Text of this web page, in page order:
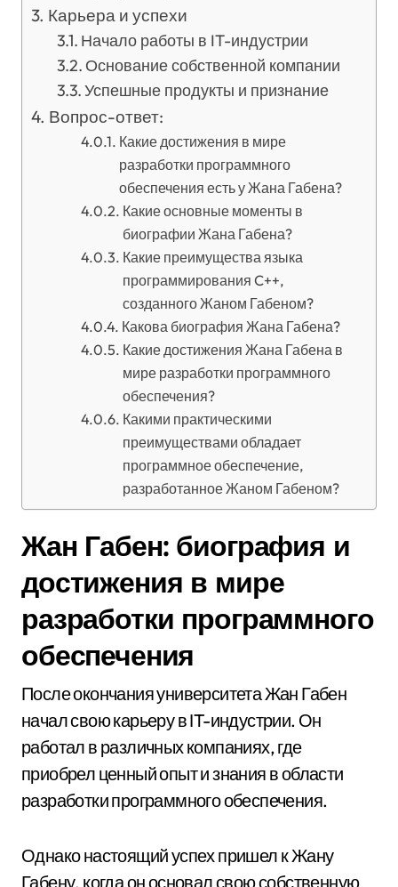
Карьера и успехи
Начало работы в IT-индустрии
Основание собственной компании
Успешные продукты и признание
Вопрос-ответ:
Какие достижения в мире
разработки программного
обеспечения есть у Жана Габена?
Какие основные моменты в
биографии Жана Габена?
Какие преимущества языка
программирования C++,
созданного Жаном Габеном?
Какова биография Жана Габена?
Какие достижения Жана Габена в
мире разработки программного
обеспечения?
Какими практическими
преимуществами обладает
программное обеспечение,
разработанное Жаном Габеном?
Жан Габен: биография и
достижения в мире
разработки программного
обеспечения
После окончания университета Жан Габен
начал свою карьеру в IT-индустрии. Он
работал в различных компаниях, где
приобрел ценный опыт и знания в области
разработки программного обеспечения.
Однако настоящий успех пришел к Жану
Габену, когда он основал свою собственную